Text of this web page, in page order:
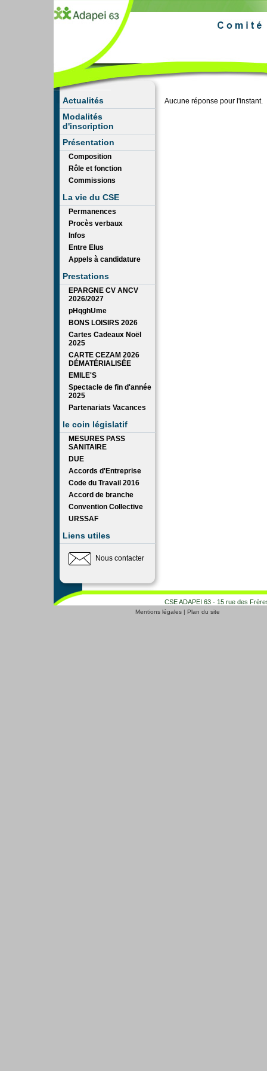
Actualités
Modalités
d'inscription
Présentation
Composition
Rôle et fonction
Commissions
La vie du CSE
Permanences
Procès verbaux
Infos
Entre Elus
Appels à candidature
Prestations
EPARGNE CV ANCV
2026/2027
pHqghUme
BONS LOISIRS 2026
Cartes Cadeaux Noël
2025
CARTE CEZAM 2026
DÉMATÉRIALISÉE
EMILE'S
Spectacle de fin d'année
2025
Partenariats Vacances
le coin législatif
MESURES PASS
SANITAIRE
DUE
Accords d'Entreprise
Code du Travail 2016
Accord de branche
Convention Collective
URSSAF
Liens utiles
Nous contacter
Aucune réponse pour l'instant.
CSE ADAPEI 63 - 15 rue des
Mentions légales| Plan du site